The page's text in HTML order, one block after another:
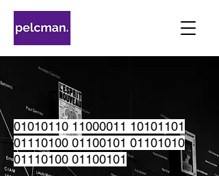
01010110 11000011 10101101
01110100 01100101 01101010
01110100 01100101